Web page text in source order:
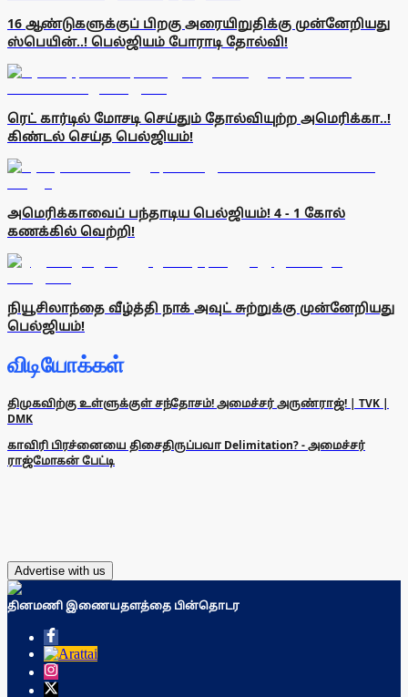
16 ஆண்டுகளுக்குப் பிறகு அரையிறுதிக்கு முன்னேறியது
ஸ்பெயின்..! பெல்ஜியம் போராடி தோல்வி!
ரெட் கார்டில் மோசடி செய்தும் தோல்வியுற்ற அமெரிக்கா..!
கிண்டல் செய்த பெல்ஜியம்!
அமெரிக்காவைப் பந்தாடிய பெல்ஜியம்! 4 - 1 கோல்
கணக்கில் வெற்றி!
நியூசிலாந்தை வீழ்த்தி நாக் அவுட் சுற்றுக்கு முன்னேறியது
பெல்ஜியம்!
விடியோக்கள்
திமுகவிற்கு உள்ளுக்குள் சந்தோசம்! அமைச்சர் அருண்ராஜ்! | TVK |
DMK
காவிரி பிரச்னையை திசைதிருப்பவா Delimitation? - அமைச்சர்
ராஜ்மோகன் பேட்டி
Advertise with us
தினமணி இணையதளத்தை பின்தொடர